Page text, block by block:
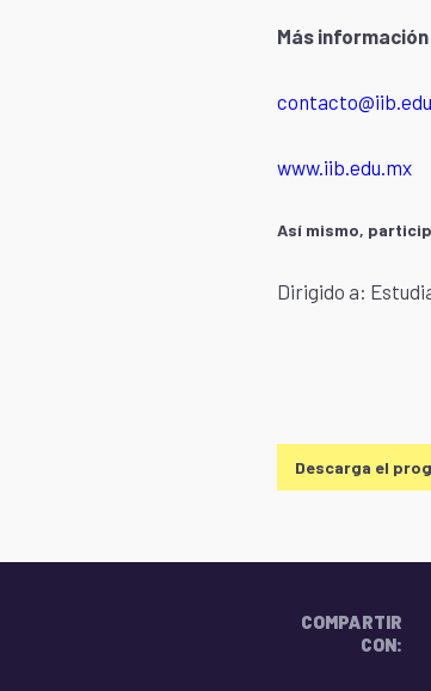
Más
www.iib.edu.mx
Así mismo,
Dirigido a:
Descarga el
COMPARTIR
CON: